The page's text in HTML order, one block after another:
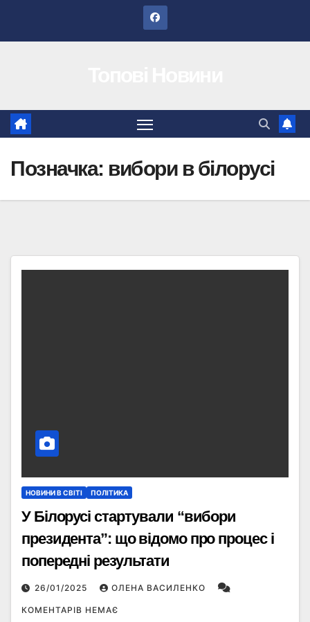
Позначка: вибори в білорусі
НОВИНИ В СВІТІ ПОЛІТИКА
У Білорусі стартували “вибори
президента”: що відомо про процес і
попередні результати
26/01/2025 ОЛЕНА ВАСИЛЕНКО
КОМЕНТАРІВ НЕМАЄ